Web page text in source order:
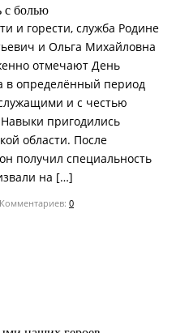
с болью
и горести, служба Родине
и Ольга Михайловна
отмечают День
в определённый период
и с честью
пригодились
области. После
получил специальность
на […]
Комментариев: 0